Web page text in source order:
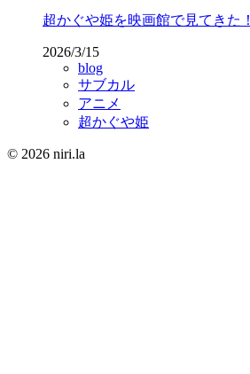
超かぐや姫を映画館で見てきた！
2026/3/15
blog
サブカル
アニメ
超かぐや姫
© 2026 niri.la